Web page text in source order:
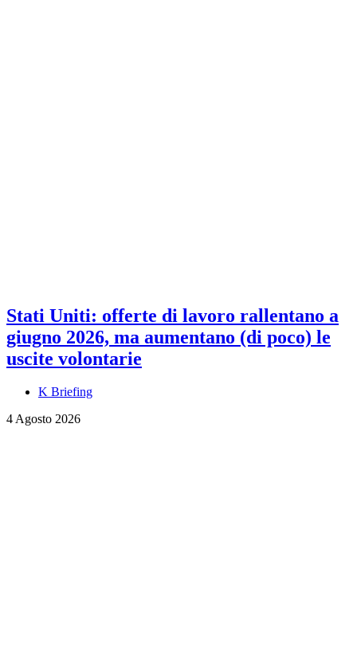
Stati Uniti: offerte di lavoro rallentano a
giugno 2026, ma aumentano (di poco) le
uscite volontarie
K Briefing
4 Agosto 2026